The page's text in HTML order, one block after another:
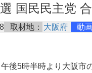
国民民主党
取材地： 大阪府 動
後5時半時より大阪市